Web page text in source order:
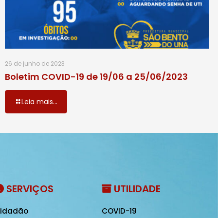
26 de junho de 2023
Boletim COVID-19 de 19/06 a 25/06/2023
Leia mais...
SERVIÇOS UTILIDADE
COVID-19